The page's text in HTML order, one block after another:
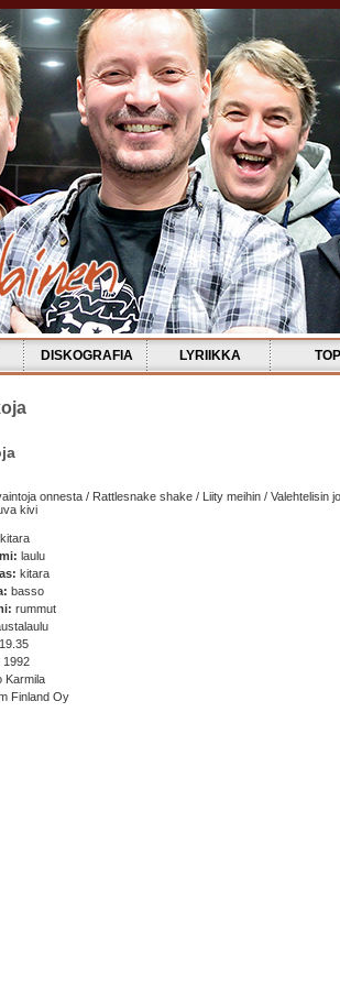
DISKOGRAFIA LYRIIKKA
onnesta / Rattlesnake shake / Liity meihin / Valehtelisin
kivi
kitara
laulu
kitara
basso
rummut
19.35
1992
Karmila
Finland Oy